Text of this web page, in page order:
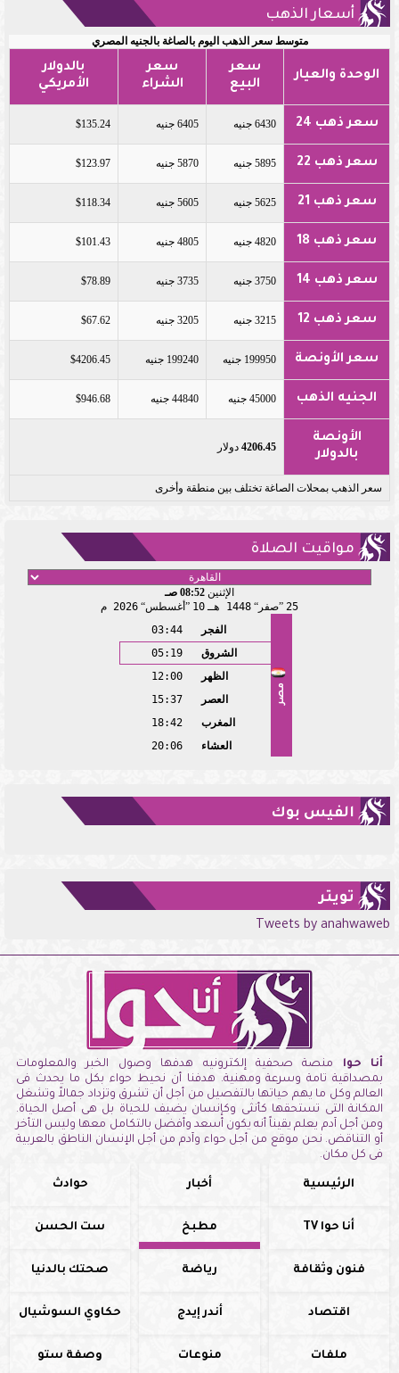
أسعار الذهب
متوسط سعر الذهب اليوم بالصاغة بالجنيه المصري
الوحدة والعيار
سعر
البيع
سعر
الشراء
بالدولار
الأمريكي
سعر ذهب 24 6430 جنيه 6405 جنيه $135.24
سعر ذهب 22 5895 جنيه 5870 جنيه $123.97
سعر ذهب 21 5625 جنيه 5605 جنيه $118.34
سعر ذهب 18 4820 جنيه 4805 جنيه $101.43
سعر ذهب 14 3750 جنيه 3735 جنيه $78.89
سعر ذهب 12 3215 جنيه 3205 جنيه $67.62
سعر الأونصة 199950 جنيه 199240 جنيه $4206.45
الجنيه الذهب 45000 جنيه 44840 جنيه $946.68
الأونصة
بالدولار
4206.45 دولار
سعر الذهب بمحلات الصاغة تختلف بين منطقة وأخرى
مواقيت الصلاة
الإثنين 08:52 صـ
25 صفر 1448 هـ 10 أغسطس 2026 م
مصر
الفجر
03:44
الشروق
05:19
الظهر
12:00
العصر
15:37
المغرب
18:42
العشاء
20:06
الفيس بوك
تويتر
Tweets by anahwaweb
أنا حوا منصة صحفية إلكترونيه هدفها وصول الخبر والمعلومات
بمصداقية تامة وسرعة ومهنية. هدفنا أن نحيط حواء بكل ما يحدث فى
العالم وكل ما يهم حياتها بالتفصيل من أجل أن تشرق وتزداد جمالاً وتشغل
المكانة التى تستحقها كأنثى وكإنسان يضيف للحياة بل هى أصل الحياة.
ومن أجل آدم يعلم يقيناً أنه يكون أسعد وأفضل بالتكامل معها وليس التأخر
أو التناقض. نحن موقع من أجل حواء وآدم من أجل الإنسان الناطق بالعربية
فى كل مكان.
الرئيسية أخبار حوادث
أنا حوا TV مطبخ ست الحسن
فنون وثقافة رياضة صحتك بالدنيا
اقتصاد أندر إيدج حكاوي السوشيال
ملفات منوعات وصفة ستو